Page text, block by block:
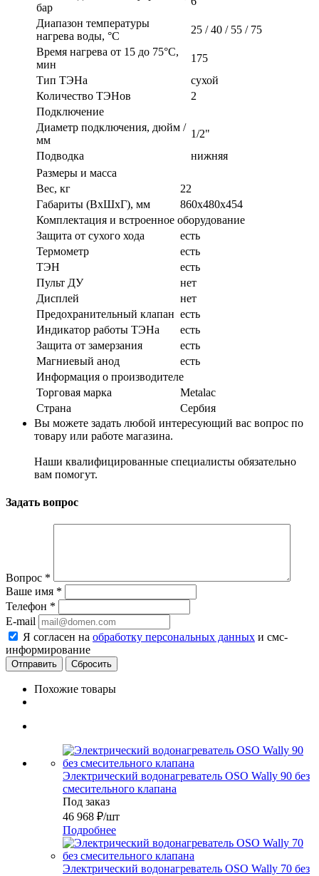
бар
Диапазон температуры
нагрева воды, °C
25 / 40 / 55 / 75
Время нагрева от 15 до 75°C,
мин
175
Тип ТЭНа
сухой
Количество ТЭНов
2
Подключение
Диаметр подключения, дюйм /
мм
1/2"
Подводка
нижняя
Размеры и масса
Вес, кг
22
Габариты (ВxШxГ), мм
860x480x454
Комплектация и встроенное оборудование
Защита от сухого хода
есть
Термометр
есть
ТЭН
есть
Пульт ДУ
нет
Дисплей
нет
Предохранительный клапан есть
Индикатор работы ТЭНа
есть
Защита от замерзания
есть
Магниевый анод
есть
Информация о производителе
Торговая марка
Metalac
Страна
Сербия
Вы можете задать любой интересующий вас вопрос по
товару или работе магазина.
Наши квалифицированные специалисты обязательно
вам помогут.
Задать вопрос
Вопрос *
Ваше имя *
Телефон *
E-mail
Я согласен на обработку персональных данных и смс-
информирование
Сбросить
Похожие товары
Электрический водонагреватель OSO Wally 90 без
смесительного клапана
Под заказ
46 968 ₽/шт
Подробнее
Электрический водонагреватель OSO Wally 70 без